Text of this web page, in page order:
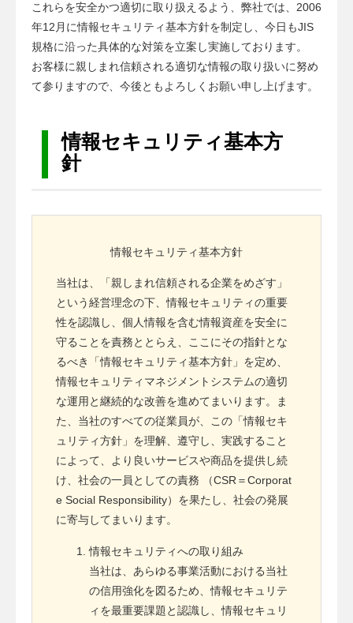
これらを安全かつ適切に取り扱えるよう、弊社では、2006
年12月に情報セキュリティ基本方針を制定し、今日もJIS
規格に沿った具体的な対策を立案し実施しております。
お客様に親しまれ信頼される適切な情報の取り扱いに努め
て参りますので、今後ともよろしくお願い申し上げます。
情報セキュリティ基本方
針
情報セキュリティ基本方針
当社は、「親しまれ信頼される企業をめざす」
という経営理念の下、情報セキュリティの重要
性を認識し、個人情報を含む情報資産を安全に
守ることを責務ととらえ、ここにその指針とな
るべき「情報セキュリティ基本方針」を定め、
情報セキュリティマネジメントシステムの適切
な運用と継続的な改善を進めてまいります。ま
た、当社のすべての従業員が、この「情報セキ
ュリティ方針」を理解、遵守し、実践すること
によって、より良いサービスや商品を提供し続
け、社会の一員としての責務 （CSR＝Corporat
e Social Responsibility）を果たし、社会の発展
に寄与してまいります。
情報セキュリティへの取り組み
当社は、あらゆる事業活動における当社
の信用強化を図るため、情報セキュリテ
ィを最重要課題と認識し、情報セキュリ